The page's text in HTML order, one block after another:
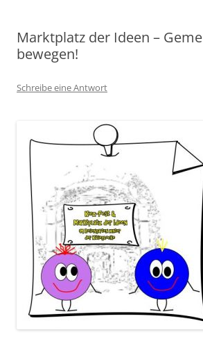
Marktplatz der Ideen –
bewegen!
Schreibe eine Antwort